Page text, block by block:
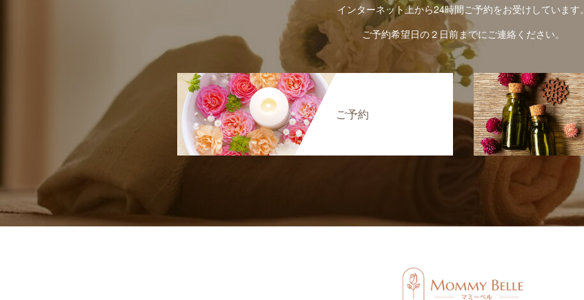
インターネット上から24時間ご予約をお受けしています。
ご予約希望日の２日前までにご連絡ください。
ご予約